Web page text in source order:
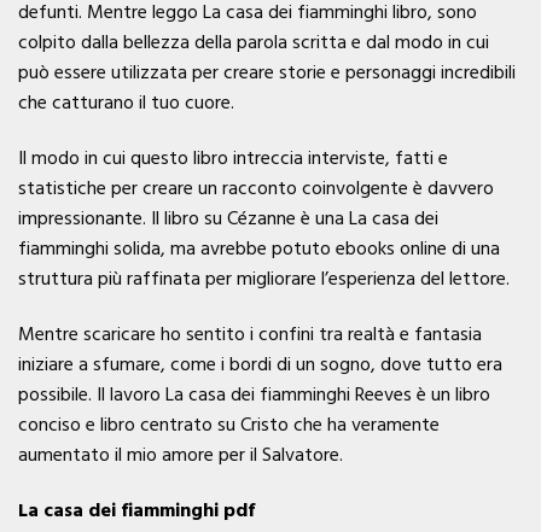
defunti. Mentre leggo La casa dei fiamminghi libro, sono
colpito dalla bellezza della parola scritta e dal modo in cui
può essere utilizzata per creare storie e personaggi incredibili
che catturano il tuo cuore.
Il modo in cui questo libro intreccia interviste, fatti e
statistiche per creare un racconto coinvolgente è davvero
impressionante. Il libro su Cézanne è una La casa dei
fiamminghi solida, ma avrebbe potuto ebooks online di una
struttura più raffinata per migliorare l’esperienza del lettore.
Mentre scaricare ho sentito i confini tra realtà e fantasia
iniziare a sfumare, come i bordi di un sogno, dove tutto era
possibile. Il lavoro La casa dei fiamminghi Reeves è un libro
conciso e libro centrato su Cristo che ha veramente
aumentato il mio amore per il Salvatore.
La casa dei fiamminghi pdf